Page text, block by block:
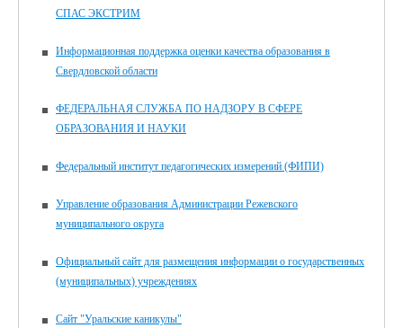
СПАС ЭКСТРИМ
Информационная поддержка оценки качества образования в
Свердловской области
ФЕДЕРАЛЬНАЯ СЛУЖБА ПО НАДЗОРУ В СФЕРЕ
ОБРАЗОВАНИЯ И НАУКИ
Федеральный институт педагогических измерений (ФИПИ)
Управление образования Администрации Режевского
муниципального округа
Официальный сайт для размещения информации о государственных
(муниципальных) учреждениях
Сайт "Уральские каникулы"